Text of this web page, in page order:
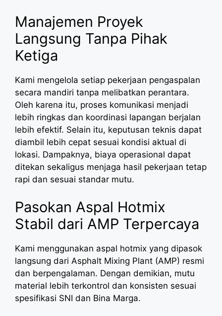
Manajemen Proyek
Langsung Tanpa Pihak
Ketiga
Kami mengelola setiap pekerjaan pengaspalan
secara mandiri tanpa melibatkan perantara.
Oleh karena itu, proses komunikasi menjadi
lebih ringkas dan koordinasi lapangan berjalan
lebih efektif. Selain itu, keputusan teknis dapat
diambil lebih cepat sesuai kondisi aktual di
lokasi. Dampaknya, biaya operasional dapat
ditekan sekaligus menjaga hasil pekerjaan tetap
rapi dan sesuai standar mutu.
Pasokan Aspal Hotmix
Stabil dari AMP Terpercaya
Kami menggunakan aspal hotmix yang dipasok
langsung dari Asphalt Mixing Plant (AMP) resmi
dan berpengalaman. Dengan demikian, mutu
material lebih terkontrol dan konsisten sesuai
spesifikasi SNI dan Bina Marga.